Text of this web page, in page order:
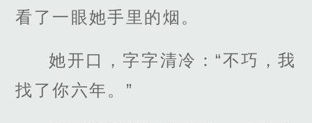
看了一眼她手里的烟。
她开口，字字清冷：“不巧，我
找了你六年。”